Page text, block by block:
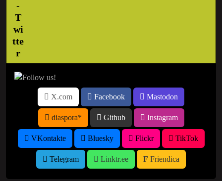
X.com Facebook Mastodon
diaspora* Github Instagram
VKontakte Bluesky Flickr TikTok
Telegram Linktr.ee Friendica